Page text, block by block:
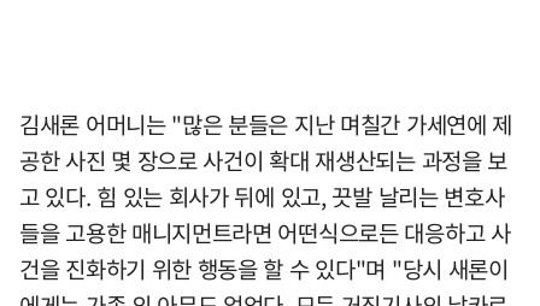
김새론 어머니는 "많은 분들은 지난 며칠간 가세연에 제
공한 사진 몇 장으로 사건이 확대 재생산되는 과정을 보
고 있다. 힘 있는 회사가 뒤에 있고, 끗발 날리는 변호사
들을 고용한 매니지먼트라면 어떤식으로든 대응하고 사
건을 진화하기 위한 행동을 할 수 있다"며 "당시 새론이